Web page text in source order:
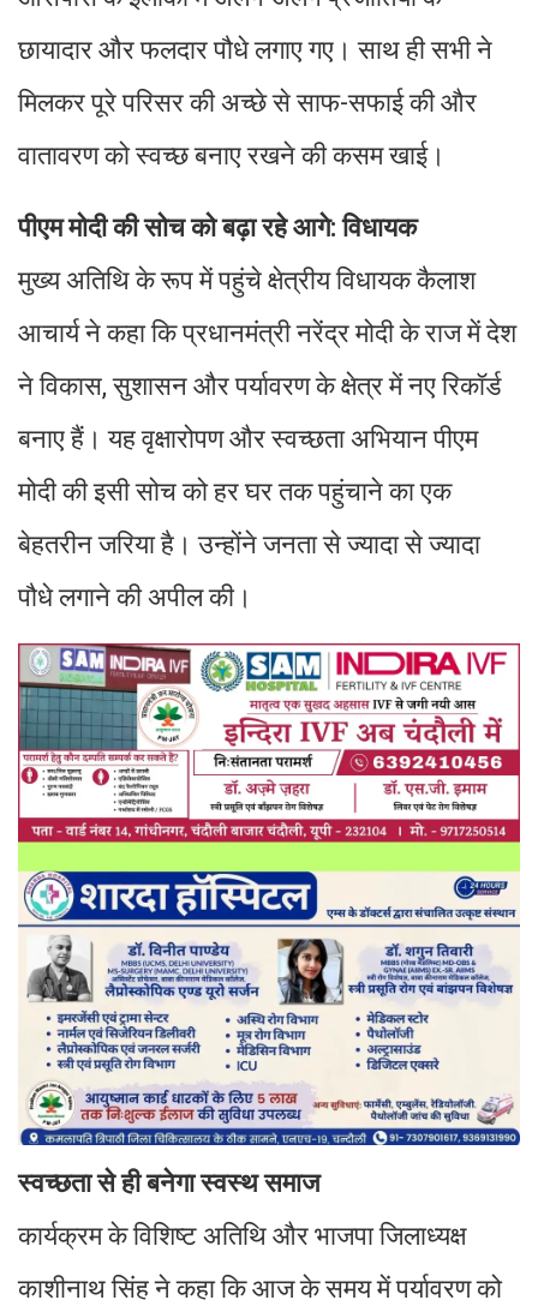
छायादार और फलदार पौधे लगाए गए। साथ ही सभी ने
मिलकर पूरे परिसर की अच्छे से साफ-सफाई की और
वातावरण को स्वच्छ बनाए रखने की कसम खाई।
पीएम मोदी की सोच को बढ़ा रहे आगे: विधायक
मुख्य अतिथि के रूप में पहुंचे क्षेत्रीय विधायक कैलाश
आचार्य ने कहा कि प्रधानमंत्री नरेंद्र मोदी के राज में देश
ने विकास, सुशासन और पर्यावरण के क्षेत्र में नए रिकॉर्ड
बनाए हैं। यह वृक्षारोपण और स्वच्छता अभियान पीएम
मोदी की इसी सोच को हर घर तक पहुंचाने का एक
बेहतरीन जरिया है। उन्होंने जनता से ज्यादा से ज्यादा
पौधे लगाने की अपील की।
स्वच्छता से ही बनेगा स्वस्थ समाज
कार्यक्रम के विशिष्ट अतिथि और भाजपा जिलाध्यक्ष
काशीनाथ सिंह ने कहा कि आज के समय में पर्यावरण को